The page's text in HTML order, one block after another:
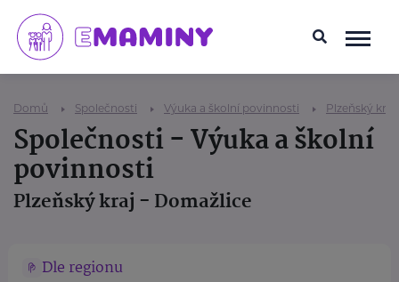
Domů Společnosti Výuka a školní povinnosti Plzeňský kraj
Společnosti - Výuka a školní
povinnosti
Plzeňský kraj - Domažlice
Dle regionu